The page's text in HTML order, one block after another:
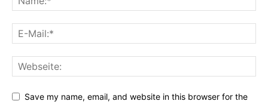
Save my name, email, and website in this browser for the